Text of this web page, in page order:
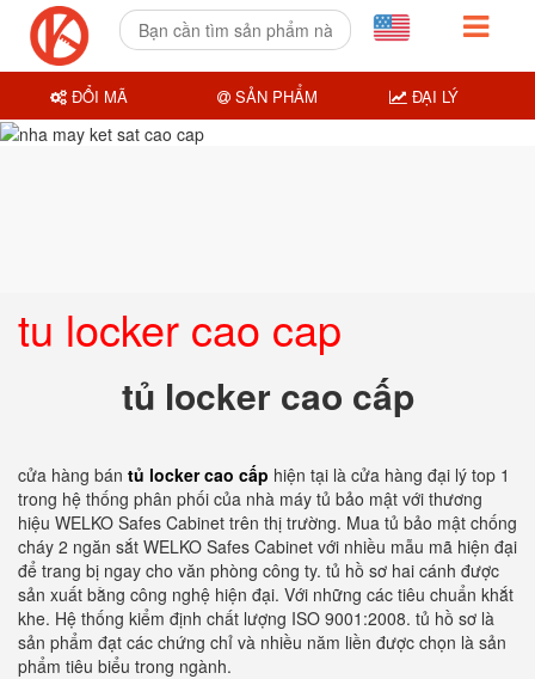
tu locker cao cap
tủ locker cao cấp
cửa hàng bán tủ locker cao cấp hiện tại là cửa hàng đại lý top 1
trong hệ thống phân phối của nhà máy tủ bảo mật với thương
hiệu WELKO Safes Cabinet trên thị trường. Mua tủ bảo mật chống
cháy 2 ngăn sắt WELKO Safes Cabinet với nhiều mẫu mã hiện đại
để trang bị ngay cho văn phòng công ty. tủ hồ sơ hai cánh được
sản xuất bằng công nghệ hiện đại. Với những các tiêu chuẩn khắt
khe. Hệ thống kiểm định chất lượng ISO 9001:2008. tủ hồ sơ là
sản phẩm đạt các chứng chỉ và nhiều năm liền được chọn là sản
phẩm tiêu biểu trong ngành.
ĐỔI MÃ SẢN PHẨM ĐẠI LÝ